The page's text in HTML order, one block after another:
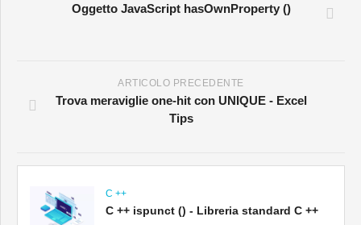
Oggetto JavaScript hasOwnProperty ()
ARTICOLO PRECEDENTE
Trova meraviglie one-hit con UNIQUE - Excel
Tips
C ++
C ++ ispunct () - Libreria standard C ++